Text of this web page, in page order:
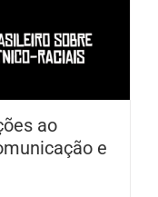
ao
e